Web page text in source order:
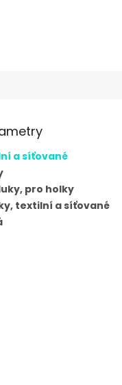
a síťované
pro holky
textilní a síťované